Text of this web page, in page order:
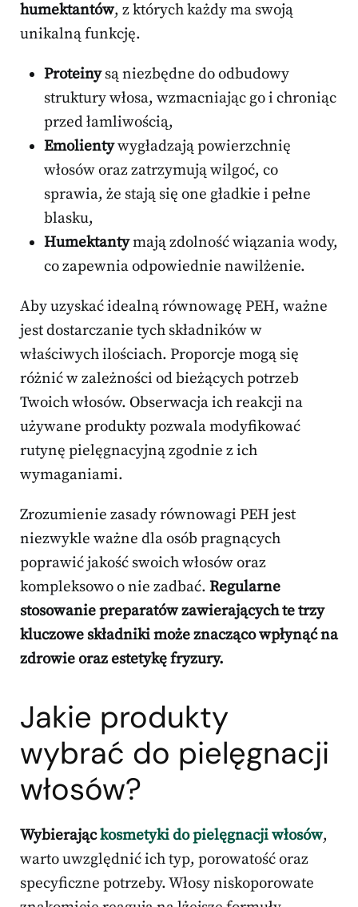
humektantów, z których każdy ma swoją
unikalną funkcję.
Proteinysą niezbędne do odbudowy
struktury włosa, wzmacniając go i chroniąc
przed łamliwością,
Emolientywygładzają powierzchnię
włosów oraz zatrzymują wilgoć, co
sprawia, że stają się one gładkie i pełne
blasku,
Humektantymają zdolność wiązania wody,
co zapewnia odpowiednie nawilżenie.
Aby uzyskać idealną równowagę PEH, ważne
jest dostarczanie tych składników w
właściwych ilościach. Proporcje mogą się
różnić w zależności od bieżących potrzeb
Twoich włosów. Obserwacja ich reakcji na
używane produkty pozwala modyfikować
rutynę pielęgnacyjną zgodnie z ich
wymaganiami.
Zrozumienie zasady równowagi PEH jest
niezwykle ważne dla osób pragnących
poprawić jakość swoich włosów oraz
kompleksowo o nie zadbać. Regularne
stosowanie preparatów zawierających te trzy
kluczowe składniki może znacząco wpłynąć na
zdrowie oraz estetykę fryzury.
Jakie produkty
wybrać do pielęgnacji
włosów?
Wybierająckosmetyki do pielęgnacji włosów,
warto uwzględnić ich typ, porowatość oraz
specyficzne potrzeby. Włosy niskoporowate